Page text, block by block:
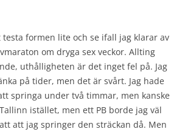
formen lite och se ifall jag klarar av
om dryga sex veckor. Allting
uthålligheten är det inget fel på. Jag
på tider, men det är svårt. Jag hade
springa under två timmar, men kanske
istället, men ett PB borde jag väl
att jag springer den sträckan då. Men